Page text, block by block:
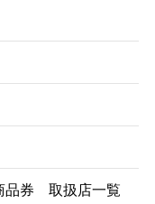
品券 取扱店一覧